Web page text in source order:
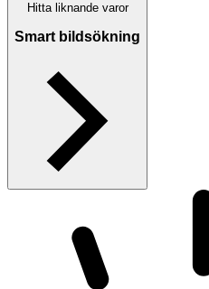
Hitta liknande varor
Smart bildsökning